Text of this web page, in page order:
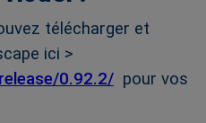
télécharger et
ici >
0.92.2/ pour vos